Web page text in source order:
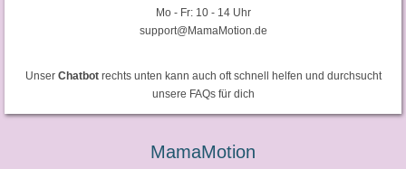
Mo - Fr: 10 - 14 Uhr
support@MamaMotion.de
Unser Chatbotrechts unten kann auch oft schnell helfen und durchsucht
unsere FAQs für dich
MamaMotion